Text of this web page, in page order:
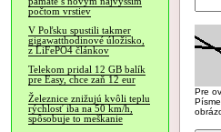
počtom vrstiev
V Poľsku spustili takmer
gigawatthodinové úložisko,
z LiFePO4 článkov
Telekom pridal 12 GB balík
pre Easy, chce zaň 12 eur
Železnice znižujú kvôli teplu
rýchlosť iba na 50 km/h,
spôsobuje to meškanie
Pre